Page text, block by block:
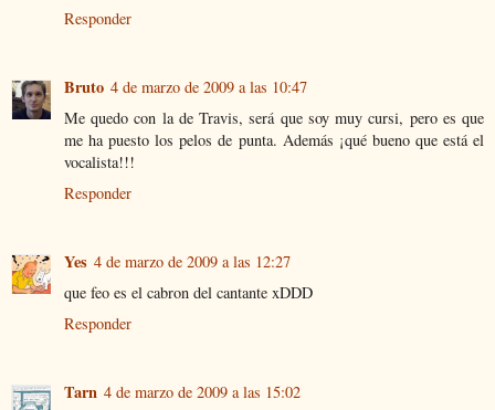
Responder
Bruto 4 de marzo de 2009 a las 10:47
Me quedo con la de Travis, será que soy muy cursi, pero es que
me ha puesto los pelos de punta. Además ¡qué bueno que está el
vocalista!!!
Responder
Yes 4 de marzo de 2009 a las 12:27
que feo es el cabron del cantante xDDD
Responder
Tarn 4 de marzo de 2009 a las 15:02